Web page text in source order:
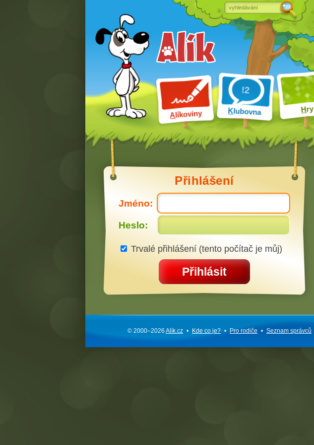
Alíkoviny Klubovna Hry
Přihlášení
Jméno:
Heslo:
Trvalé přihlášení (tento počítač je můj)
Přihlásit
© 2000–2026Alík.cz • Kde co je? • Pro rodiče • Seznam správců